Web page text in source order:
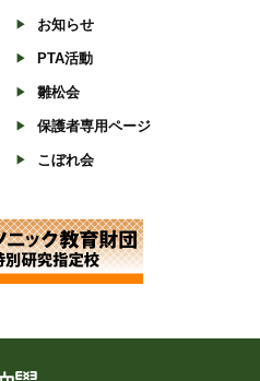
お知らせ
PTA活動
雛松会
保護者専用ページ
こぼれ会